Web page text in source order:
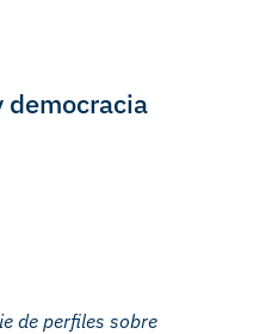
de perfiles sobre
democracia